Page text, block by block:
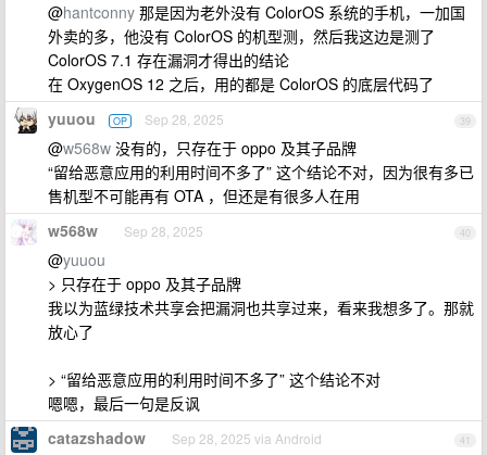
@hantconny 那是因为老外没有 ColorOS 系统的手机，一加国
外卖的多，他没有 ColorOS 的机型测，然后我这边是测了
ColorOS 7.1 存在漏洞才得出的结论
在 OxygenOS 12 之后，用的都是 ColorOS 的底层代码了
39
yuuou OP Sep 28, 2025
@w568w 没有的，只存在于 oppo 及其子品牌
“留给恶意应用的利用时间不多了” 这个结论不对，因为很有多已
售机型不可能再有 OTA ，但还是有很多人在用
40
w568w Sep 28, 2025
@yuuou
> 只存在于 oppo 及其子品牌
我以为蓝绿技术共享会把漏洞也共享过来，看来我想多了。那就
放心了
> “留给恶意应用的利用时间不多了” 这个结论不对
嗯嗯，最后一句是反讽
41
catazshadow Sep 28, 2025 via Android